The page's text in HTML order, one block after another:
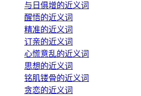
与日俱增的近义词
醒悟的近义词
精准的近义词
订亲的近义词
心慌意乱的近义词
思想的近义词
铭肌镂骨的近义词
贪恋的近义词